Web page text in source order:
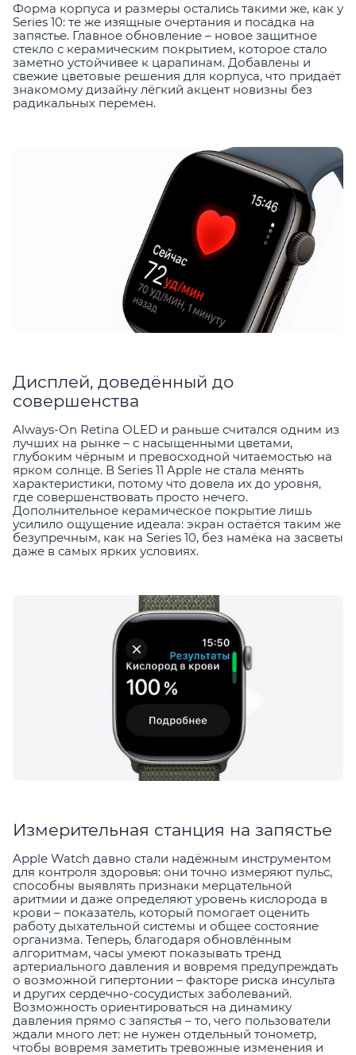
Форма корпуса и размеры остались такими же, как у
Series 10: те же изящные очертания и посадка на
запястье. Главное обновление – новое защитное
стекло с керамическим покрытием, которое стало
заметно устойчивее к царапинам. Добавлены и
свежие цветовые решения для корпуса, что придаёт
знакомому дизайну лёгкий акцент новизны без
радикальных перемен.
Дисплей, доведённый до
совершенства
Always-On Retina OLED и раньше считался одним из
лучших на рынке – с насыщенными цветами,
глубоким чёрным и превосходной читаемостью на
ярком солнце. В Series 11 Apple не стала менять
характеристики, потому что довела их до уровня,
где совершенствовать просто нечего.
Дополнительное керамическое покрытие лишь
усилило ощущение идеала: экран остаётся таким же
безупречным, как на Series 10, без намёка на засветы
даже в самых ярких условиях.
Измерительная станция на запястье
Apple Watch давно стали надёжным инструментом
для контроля здоровья: они точно измеряют пульс,
способны выявлять признаки мерцательной
аритмии и даже определяют уровень кислорода в
крови – показатель, который помогает оценить
работу дыхательной системы и общее состояние
организма. Теперь, благодаря обновлённым
алгоритмам, часы умеют показывать тренд
артериального давления и вовремя предупреждать
о возможной гипертонии – факторе риска инсульта
и других сердечно-сосудистых заболеваний.
Возможность ориентироваться на динамику
давления прямо с запястья – то, чего пользователи
ждали много лет: не нужен отдельный тонометр,
чтобы вовремя заметить тревожные изменения и